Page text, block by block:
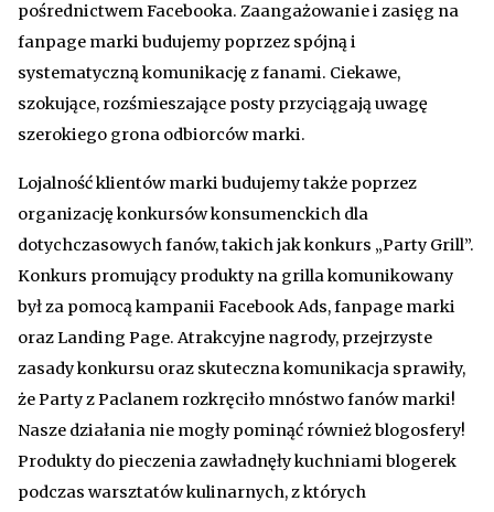
pośrednictwem Facebooka. Zaangażowanie i zasięg na
fanpage marki budujemy poprzez spójną i
systematyczną komunikację z fanami. Ciekawe,
szokujące, rozśmieszające posty przyciągają uwagę
szerokiego grona odbiorców marki.
Lojalność klientów marki budujemy także poprzez
organizację konkursów konsumenckich dla
dotychczasowych fanów, takich jak konkurs „Party Grill”.
Konkurs promujący produkty na grilla komunikowany
był za pomocą kampanii Facebook Ads, fanpage marki
oraz Landing Page. Atrakcyjne nagrody, przejrzyste
zasady konkursu oraz skuteczna komunikacja sprawiły,
że Party z Paclanem rozkręciło mnóstwo fanów marki!
Nasze działania nie mogły pominąć również blogosfery!
Produkty do pieczenia zawładnęły kuchniami blogerek
podczas warsztatów kulinarnych, z których